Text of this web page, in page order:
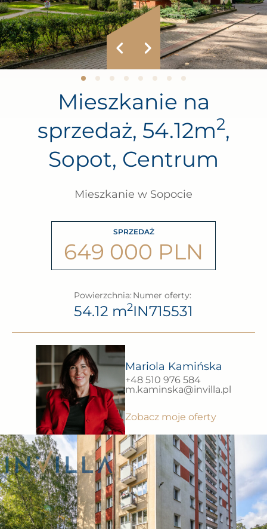
Mieszkanie na
sprzedaż, 54.12m2,
Sopot, Centrum
Mieszkanie w Sopocie
SPRZEDAŻ
649 000 PLN
Powierzchnia:
54.12 m2
Numer oferty:
IN715531
Mariola Kamińska
+48 510 976 584
m.kaminska@invilla.pl
Zobacz moje oferty